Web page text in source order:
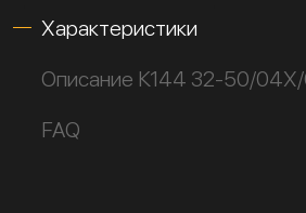
Характеристики
Описание К144 32-50/
FAQ